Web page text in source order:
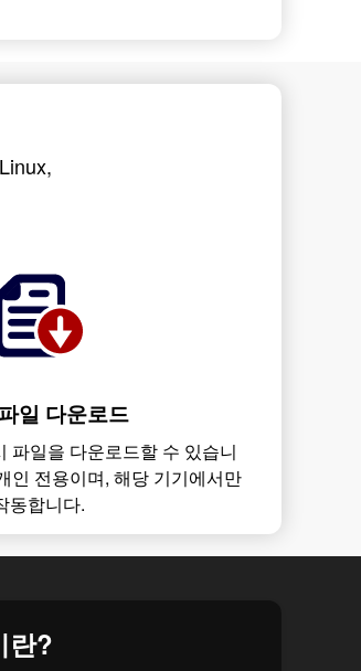
일 다운로드
파일을 다운로드할 수 있습니
인 전용이며, 해당 기기에서만
동합니다.
란?